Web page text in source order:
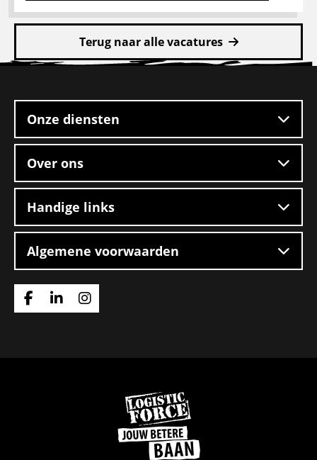
Lees
meer
Rangeerder
Boxtel
Terug naar alle vacatures
footer
Onze diensten
Over ons
Handige links
Algemene voorwaarden
Ga
Ga
Ga
Ga
naar
de
homepage